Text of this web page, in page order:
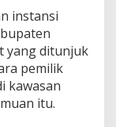
instansi
yang ditunjuk
pemilik
kawasan
itu.